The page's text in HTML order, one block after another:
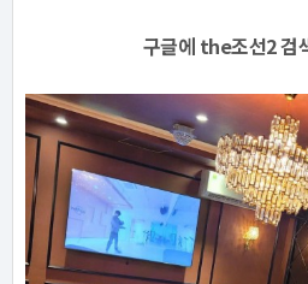
구글에 the조선2 검